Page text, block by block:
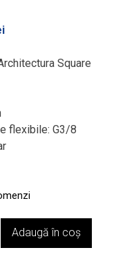
Prețul
este:
Square
flexibile: G3/8
Adaugă în coș